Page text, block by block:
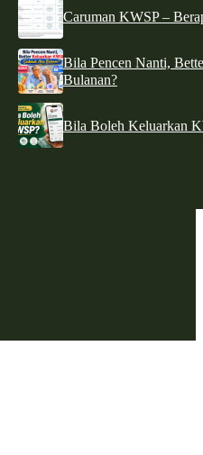
Caruman KWSP –
Bila Pencen Nanti,
Bulanan?
Bila Boleh Keluarkan